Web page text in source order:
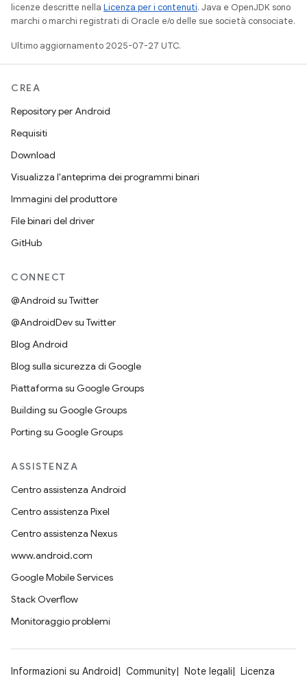
licenze descritte nella Licenza per i contenuti. Java e OpenJDK sono
marchi o marchi registrati di Oracle e/o delle sue società consociate.
Ultimo aggiornamento 2025-07-27 UTC.
CREA
Repository per Android
Requisiti
Download
Visualizza l'anteprima dei programmi binari
Immagini del produttore
File binari del driver
GitHub
CONNECT
@Android su Twitter
@AndroidDev su Twitter
Blog Android
Blog sulla sicurezza di Google
Piattaforma su Google Groups
Building su Google Groups
Porting su Google Groups
ASSISTENZA
Centro assistenza Android
Centro assistenza Pixel
Centro assistenza Nexus
www.android.com
Google Mobile Services
Stack Overflow
Monitoraggio problemi
Informazioni su Android Community Note legali Licenza